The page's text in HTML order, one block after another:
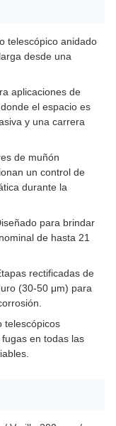
telescópico anidado
desde una
aplicaciones de
el espacio es
y una carrera
de muñón
un control de
durante la
para brindar
de hasta 21
rectificadas de
(30-50 μm) para
telescópicos
en todas las